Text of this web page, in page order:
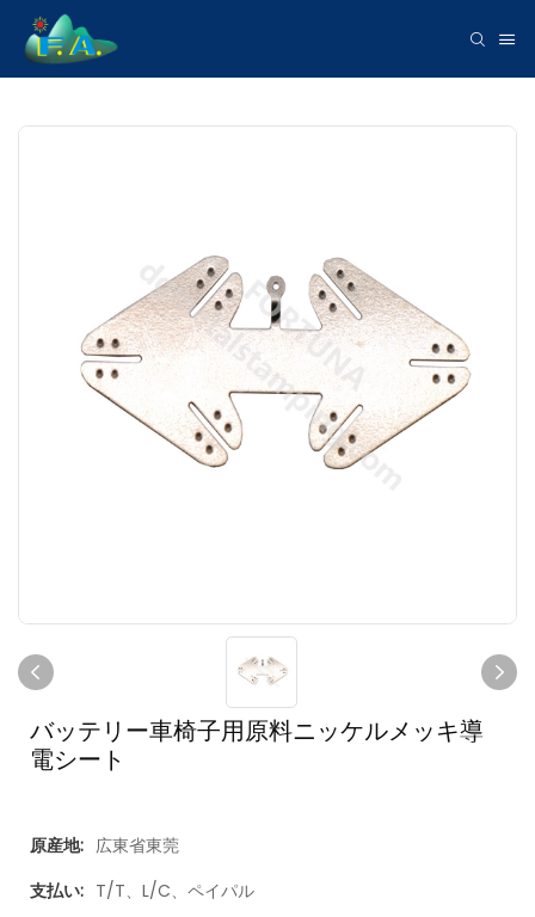
バッテリー車椅子用原料ニッケルメッキ導
電シート
原産地: 広東省東莞
支払い: T/T、L/C、ペイパル